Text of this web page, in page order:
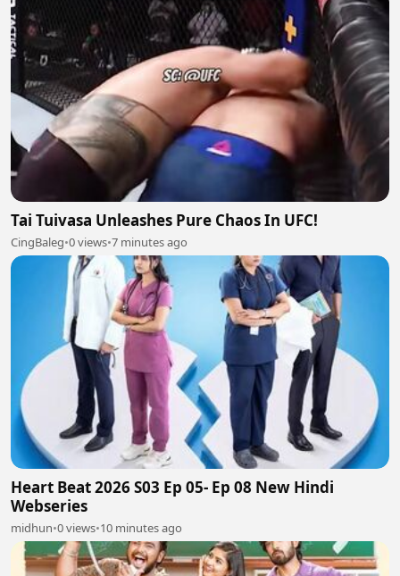
Tai Tuivasa Unleashes Pure Chaos In UFC!
CingBaleg•0 views•7 minutes ago
Heart Beat 2026 S03 Ep 05- Ep 08 New Hindi
Webseries
midhun•0 views•10 minutes ago